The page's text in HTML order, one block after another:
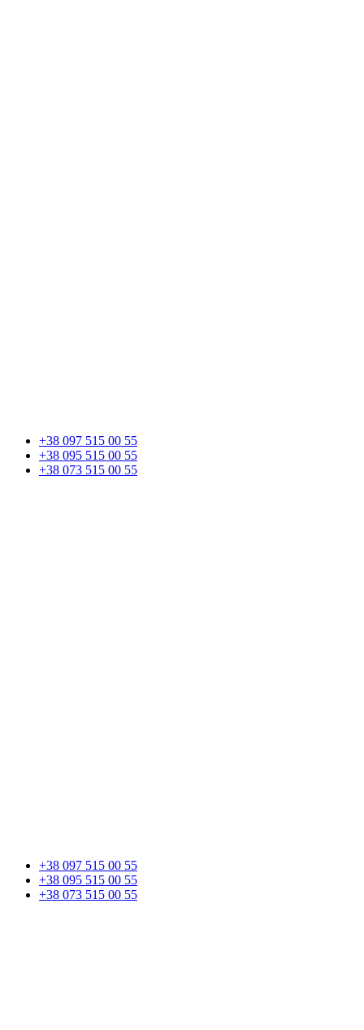
+38 097 515 00 55
+38 095 515 00 55
+38 073 515 00 55
+38 097 515 00 55
+38 095 515 00 55
+38 073 515 00 55